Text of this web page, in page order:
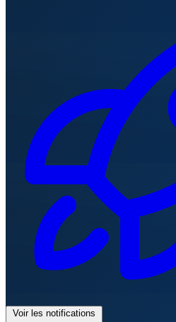
Voir les notifications